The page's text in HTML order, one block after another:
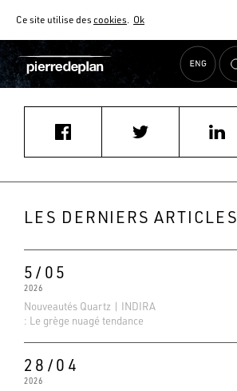
Ce site utilise descookies. Ok
AIDE AU CHOIX
Accueil Actualités Ball Arnaud arnaud.ball@gmail.com
LES DERNIERS ARTICLES
5/05
2026
Nouveautés Quartz | INDIRA
: Le grège nuagé tendance
28/04
2026